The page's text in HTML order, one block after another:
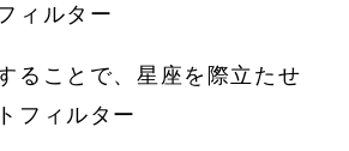
ィルター
ることで、星座を際立たせ
フィルター